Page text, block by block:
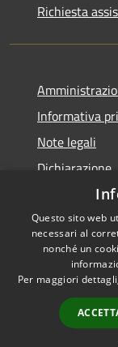
Richiesta
Informativa
Note legali
Dichiarazione
di accessibilità
Accessibilità
Questo sito web
necessari al
nonché un
Per maggiori